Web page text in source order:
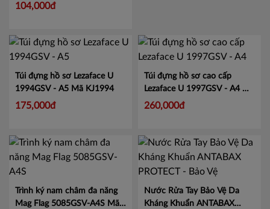
104,000đ
Túi đựng hồ sơ Lezaface U
1994GSV - A5 Mã KJ1994
175,000đ
Túi đựng hồ sơ cao cấp
Lezaface U 1997GSV - A4 Mã
KJ1997
260,000đ
Trình ký nam châm đa năng
Mag Flag 5085GSV-A4S Mã
Nước Rửa Tay Bảo Vệ Da
Kháng Khuẩn ANTABAX